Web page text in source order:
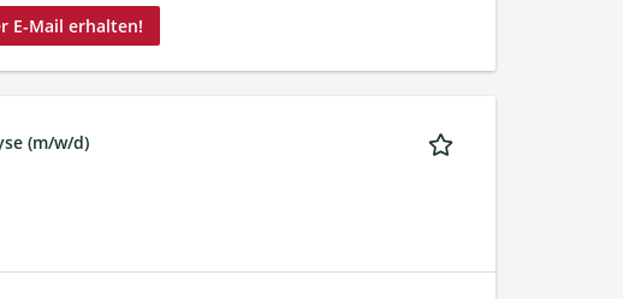
E-Mail erhalten!
(m/w/d)